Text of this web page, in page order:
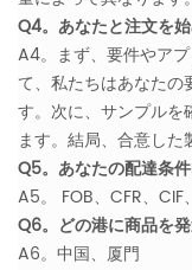
Q4。あなたと注文を
A4。まず、要件やア
て、私たちはあなたの
す。次に、サンプルを
ます。結局、合意した
Q5。あなたの配達条
A5。 FOB、CFR、CIF
Q6。どの港に商品を
A6。中国、厦門